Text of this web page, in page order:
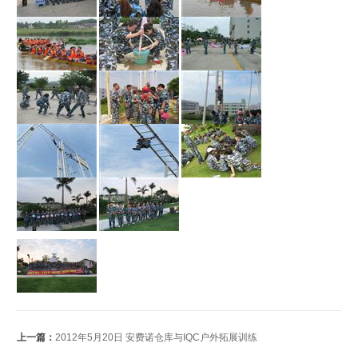
上一篇： 2012年5月20日 安费诺仓库与IQC户外拓展训练